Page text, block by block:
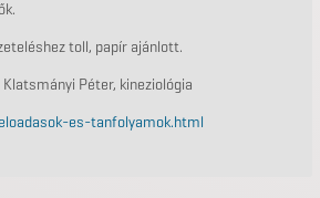
toll, papír ajánlott.
Péter, kineziológia
eloadasok-es-tanfolyamok.html